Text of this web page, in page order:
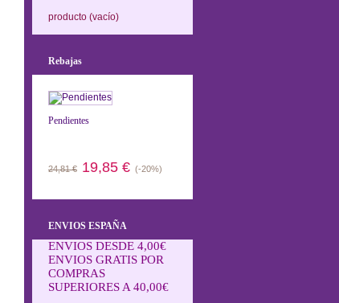
producto (vacío)
Rebajas
Pendientes
24,81 € 19,85 € (-20%)
ENVIOS ESPAÑA
ENVIOS DESDE 4,00€
ENVIOS GRATIS POR
COMPRAS
SUPERIORES A 40,00€